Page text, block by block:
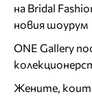
на Bridal
новия шоурум
ONE Gallery
Жените,